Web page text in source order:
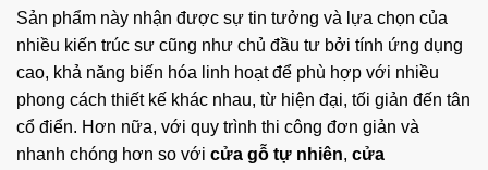
Sản phẩm này nhận được sự tin tưởng và lựa chọn của
nhiều kiến trúc sư cũng như chủ đầu tư bởi tính ứng dụng
cao, khả năng biến hóa linh hoạt để phù hợp với nhiều
phong cách thiết kế khác nhau, từ hiện đại, tối giản đến tân
cổ điển. Hơn nữa, với quy trình thi công đơn giản và
nhanh chóng hơn so với cửa gỗ tự nhiên, cửa